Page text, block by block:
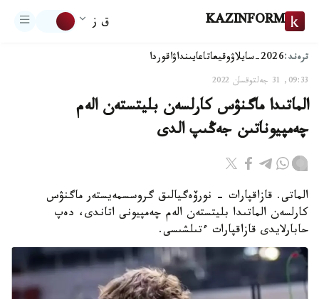
KAZINFORM ق ز
ترەند:2026-سايلاۋ وقيعاتاعايىنداۋاقوردا
09:33, 31 جەلتوقسان 2022
الماتىدا ماگنۋس كارلسەن بليتستەن الەم
چەمپيوناتىن جەڭىپ الدى
الماتى. قازاقپارات - نورۆەگيالىق گروسسمەيستەر ماگنۋس
كارلسەن الماتىدا بليتستەن الەم چەمپيونى اتاندى، دەپ
حابارلايدى قازاقپارات ءتىلشىسى.